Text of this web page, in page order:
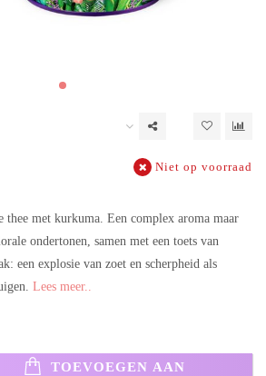
Niet op voorraad
thee met kurkuma. Een complex aroma maar
ondertonen, samen met een toets van
een explosie van zoet en scherpheid als
Lees meer..
TOEVOEGEN AAN